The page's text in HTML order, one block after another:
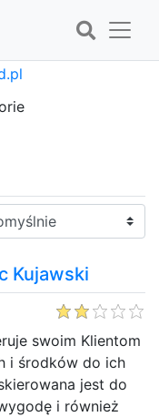
Kujawski
swoim Klientom
i środków do ich
jest do
i również